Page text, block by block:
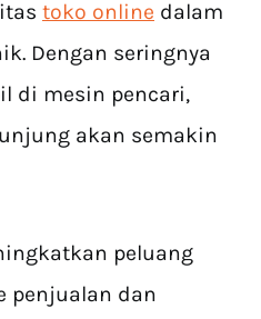
toko online dalam
Dengan seringnya
di mesin pencari,
akan semakin
peluang
penjualan dan